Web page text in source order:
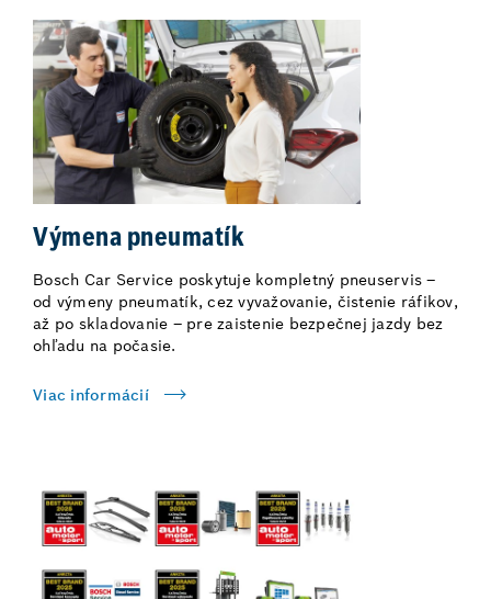
Výmena pneumatík
Bosch Car Service poskytuje kompletný pneuservis –
od výmeny pneumatík, cez vyvažovanie, čistenie ráfikov,
až po skladovanie – pre zaistenie bezpečnej jazdy bez
ohľadu na počasie.
Viac informácií